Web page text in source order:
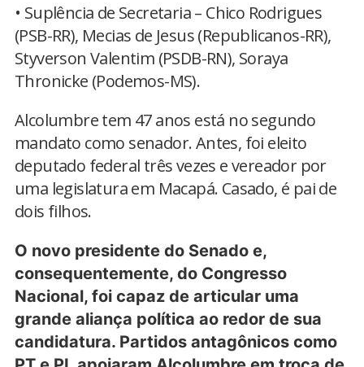
• Suplência de Secretaria – Chico Rodrigues
(PSB-RR), Mecias de Jesus (Republicanos-RR),
Styverson Valentim (PSDB-RN), Soraya
Thronicke (Podemos-MS).
Alcolumbre tem 47 anos está no segundo
mandato como senador. Antes, foi eleito
deputado federal três vezes e vereador por
uma legislatura em Macapá. Casado, é pai de
dois filhos.
O novo presidente do Senado e,
consequentemente, do Congresso
Nacional, foi capaz de articular uma
grande aliança política ao redor de sua
candidatura. Partidos antagônicos como